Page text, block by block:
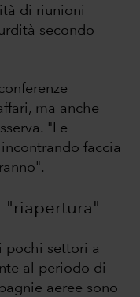
di riunioni
secondo
ma anche
"Le
faccia
"riapertura"
pochi settori a
al periodo di
aeree sono